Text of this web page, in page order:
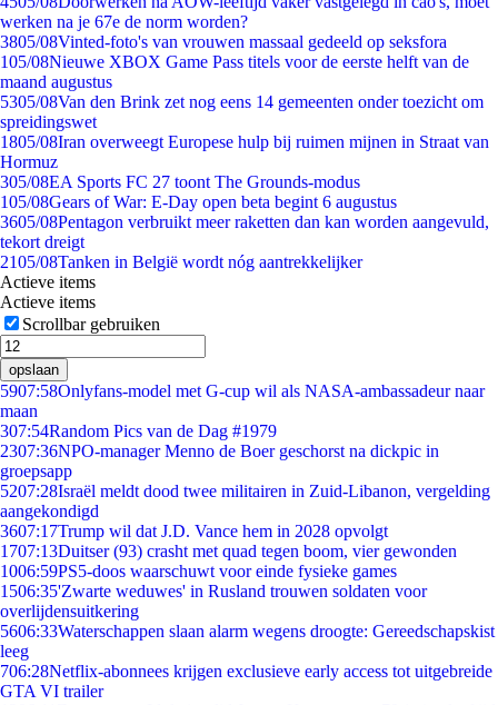
werken na je 67e de norm worden?
3805/08Vinted-foto's van vrouwen massaal gedeeld op seksfora
105/08Nieuwe XBOX Game Pass titels voor de eerste helft van de
maand augustus
5305/08Van den Brink zet nog eens 14 gemeenten onder toezicht om
spreidingswet
1805/08Iran overweegt Europese hulp bij ruimen mijnen in Straat van
Hormuz
305/08EA Sports FC 27 toont The Grounds-modus
105/08Gears of War: E-Day open beta begint 6 augustus
3605/08Pentagon verbruikt meer raketten dan kan worden aangevuld,
tekort dreigt
2105/08Tanken in België wordt nóg aantrekkelijker
Actieve items
Actieve items
Scrollbar gebruiken
opslaan
5907:58Onlyfans-model met G-cup wil als NASA-ambassadeur naar
maan
307:54Random Pics van de Dag #1979
2307:36NPO-manager Menno de Boer geschorst na dickpic in
groepsapp
5207:28Israël meldt dood twee militairen in Zuid-Libanon, vergelding
aangekondigd
3607:17Trump wil dat J.D. Vance hem in 2028 opvolgt
1707:13Duitser (93) crasht met quad tegen boom, vier gewonden
1006:59PS5-doos waarschuwt voor einde fysieke games
1506:35'Zwarte weduwes' in Rusland trouwen soldaten voor
overlijdensuitkering
5606:33Waterschappen slaan alarm wegens droogte: Gereedschapskist
leeg
706:28Netflix-abonnees krijgen exclusieve early access tot uitgebreide
GTA VI trailer